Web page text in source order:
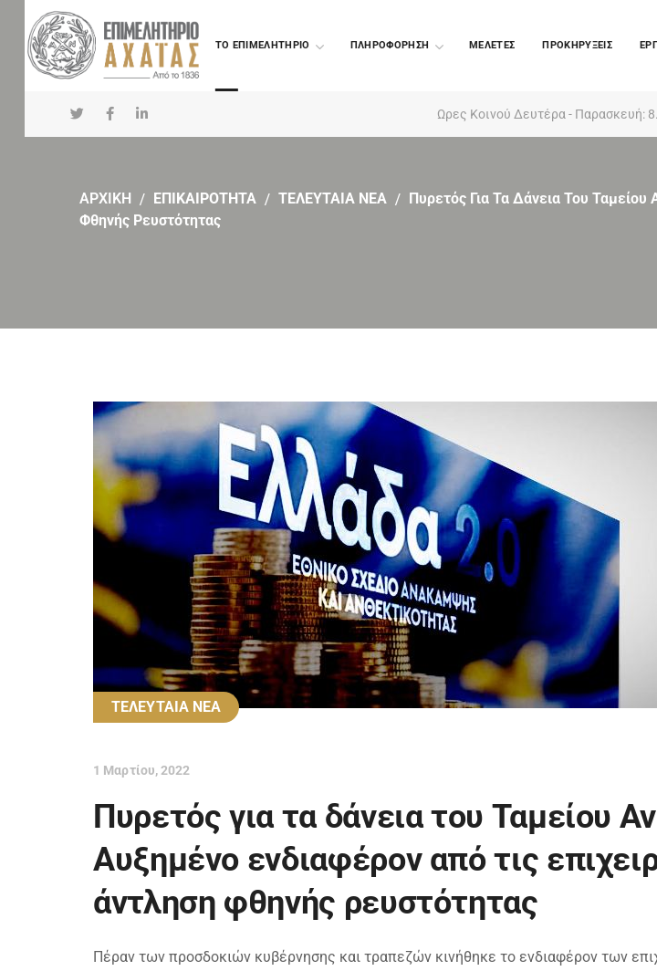
TO ΕΠΙΜΕΛΗΤΗΡΙΟ ΠΛΗΡΟΦΟΡΗΣΗ ΜΕΛΕΤΕΣ ΠΡΟΚΗΡΥΞΕΙΣ
Ωρες Κοινού Δευτέρα - Παρασκευή:
ΑΡΧΙΚΗ ΕΠΙΚΑΙΡΟΤΗΤΑ ΤΕΛΕΥΤΑΙΑ ΝΕΑ
Πυρετός Για Τα Δάνεια Του
Φθηνής Ρευστότητας
ΤΕΛΕΥΤΑΙΑ ΝΕΑ
1 Μαρτίου, 2022
Πυρετός για τα δάνεια του Ταμείου
Αυξημένο ενδιαφέρον από τις
άντληση φθηνής ρευστότητας
Πέραν των προσδοκιών κυβέρνησης και τραπεζών κινήθηκε το ενδιαφέρον των